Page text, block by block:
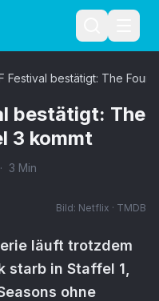
Festival bestätigt: The Four
bestätigt: The
3 kommt
· 3 Min
Bild: Netflix · TMDB
läuft trotzdem
starb in Staffel 1,
ohne
Nutzungsbedingungen